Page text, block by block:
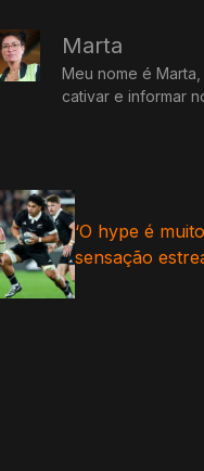
Marta
Meu nome é
cativar e informar
‘O hype é
sensação